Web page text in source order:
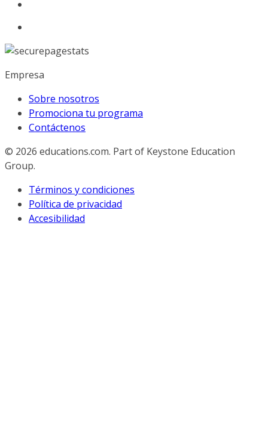
Empresa
Sobre nosotros
Promociona tu programa
Contáctenos
© 2026 educations.com. Part of Keystone Education
Group.
Términos y condiciones
Política de privacidad
Accesibilidad